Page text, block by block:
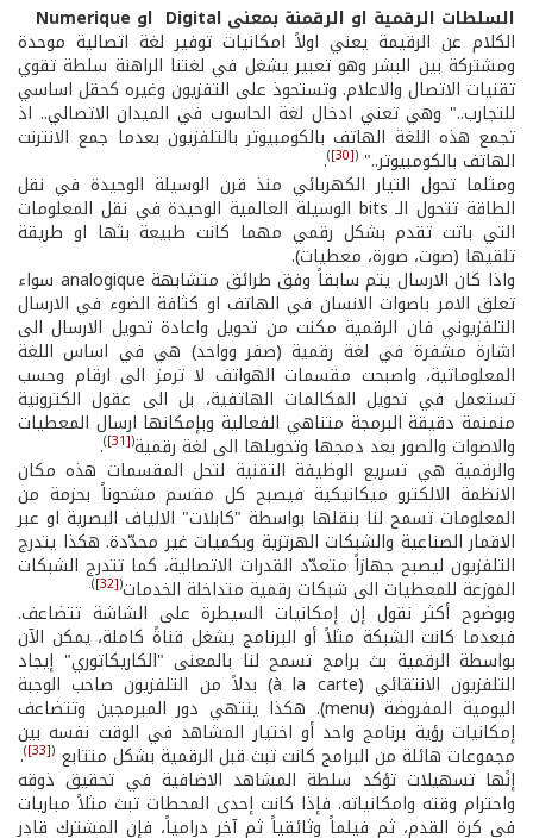
السلطات الرقمية او الرقمنة بمعنى Digital او Numerique
الكلام عن الرقيمة يعني اولاً امكانيات توفير لغة اتصالية موحدة
ومشتركة بين البشر وهو تعبير يشغل في لغتنا الراهنة سلطة تقوي
تقنيات الاتصال والاعلام. وتستحوذ على التفزيون وغيره كحقل اساسي
للتجارب.." وهي تعني ادخال لغة الحاسوب في الميدان الاتصالي.. اذ
تجمع هذه اللغة الهاتف بالكومبيوتر بالتلفزيون بعدما جمع الانترنت
الهاتف بالكومبيوتر.." (
[30]
)
.
ومثلما تحول التيار الكهربائي منذ قرن الوسيلة الوحيدة في نقل
الطاقة تتحول الـ bits الوسيلة العالمية الوحيدة في نقل المعلومات
التي باتت تقدم بشكل رقمي مهما كانت طبيعة بثها او طريقة
تلقيها (صوت، صورة، معطيات).
واذا كان الارسال يتم سابقاً وفق طرائق متشابهة analogique سواء
تعلق الامر باصوات الانسان في الهاتف او كثافة الضوء في الارسال
التلفزيوني فان الرقمية مكنت من تحويل واعادة تحويل الارسال الى
اشارة مشفرة في لغة رقمية (صفر وواحد) هي في اساس اللغة
المعلوماتية، واصبحت مقسمات الهواتف لا ترمز الى ارقام وحسب
تستعمل في تحويل المكالمات الهاتفية، بل الى عقول الكترونية
منمنمة دقيقة البرمجة متناهي الفعالية وبإمكانها ارسال المعطيات
والاصوات والصور بعد دمجها وتحويلها الى لغة رقمية(
[31]
)
.
والرقمية هي تسريع الوظيفة التقنية لتحل المقسمات هذه مكان
الانظمة الالكترو ميكانيكية فيصبح كل مقسم مشحوناً بحزمة من
المعلومات تسمح لنا بنقلها بواسطة "كابلات" الالياف البصرية او عبر
الاقمار الصناعية والشبكات الهرتزية وبكميات غير محدّدة. هكذا يتدرج
التلفزيون ليصبح جهازاً متعدّد القدرات الاتصالية، كما تتدرج الشبكات
الموزعة للمعطيات الى شبكات رقمية متداخلة الخدمات(
[32]
).
وبوضوح أكثر نقول إن إمكانيات السيطرة على الشاشة تتضاعف.
فبعدما كانت الشبكة مثلاً أو البرنامج يشغل قناةً كاملة، يمكن الآن
بواسطة الرقمية بث برامج تسمح لنا بالمعنى "الكاريكاتوري" إيجاد
التلفزيون الانتقائي (à la carte) بدلاً من التلفزيون صاحب الوجبة
اليومية المفروضة (menu). هكذا ينتهي دور المبرمجين وتتضاعف
إمكانيات رؤية برنامج واحد أو اختيار المشاهد في الوقت نفسه بين
مجموعات هائلة من البرامج كانت تبث قبل الرقمية بشكل متتابع (
[33]
)
.
إنًها تسهيلات تؤكد سلطة المشاهد الاضافية في تحقيق ذوقه
واحترام وقته وامكانياته. فإذا كانت إحدى المحطات تبث مثلاً مباريات
في كرة القدم، ثم فيلماً وثائقياً ثم آخر درامياً، فإن المشترك قادر